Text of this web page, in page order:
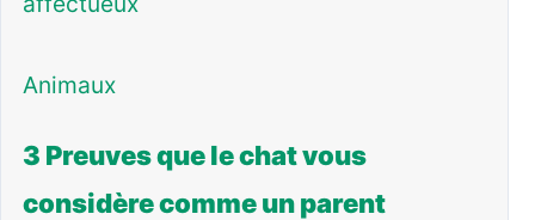
Animaux
3 Preuves que le chat vous
considère comme un parent